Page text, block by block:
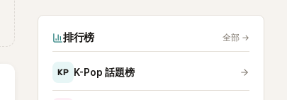
排行榜 全部 →
KP K-Pop 話題榜